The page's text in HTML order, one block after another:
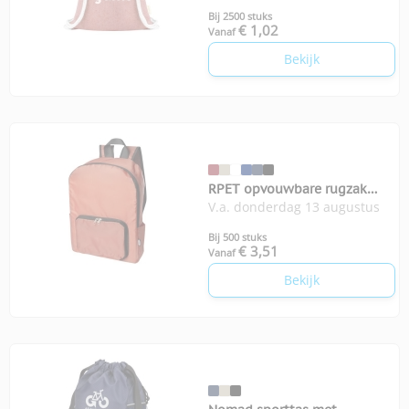
Bij 2500 stuks
Vanaf € 1,02
Bekijk
RPET opvouwbare rugzak
EcoFold
V.a. donderdag 13 augustus
Bij 500 stuks
Vanaf € 3,51
Bekijk